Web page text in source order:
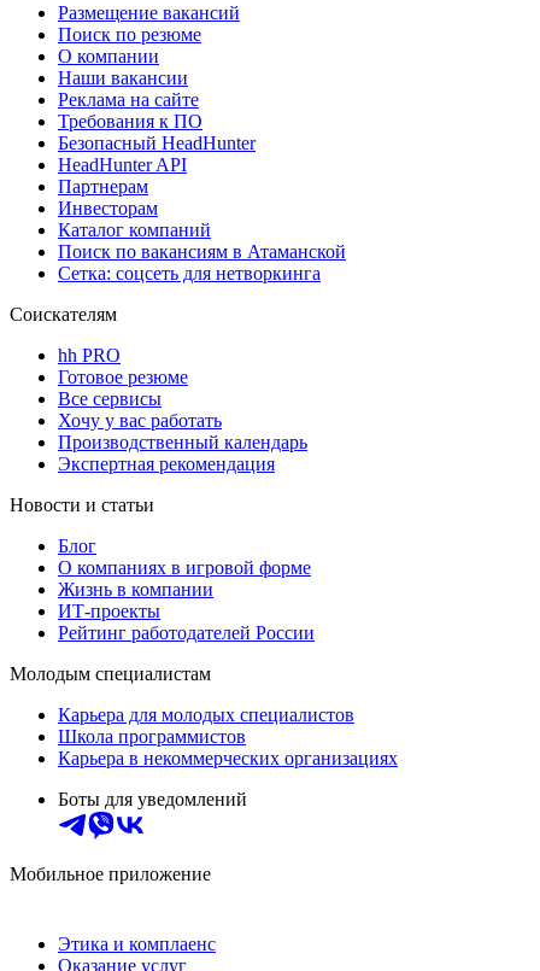
Размещение вакансий
Поиск по резюме
О компании
Наши вакансии
Реклама на сайте
Требования к ПО
Безопасный HeadHunter
HeadHunter API
Партнерам
Инвесторам
Каталог компаний
Поиск по вакансиям в Атаманской
Сетка: соцсеть для нетворкинга
Соискателям
hh PRO
Готовое резюме
Все сервисы
Хочу у вас работать
Производственный календарь
Экспертная рекомендация
Новости и статьи
Блог
О компаниях в игровой форме
Жизнь в компании
ИТ-проекты
Рейтинг работодателей России
Молодым специалистам
Карьера для молодых специалистов
Школа программистов
Карьера в некоммерческих организациях
Боты для уведомлений
Мобильное приложение
Этика и комплаенс
Оказание услуг